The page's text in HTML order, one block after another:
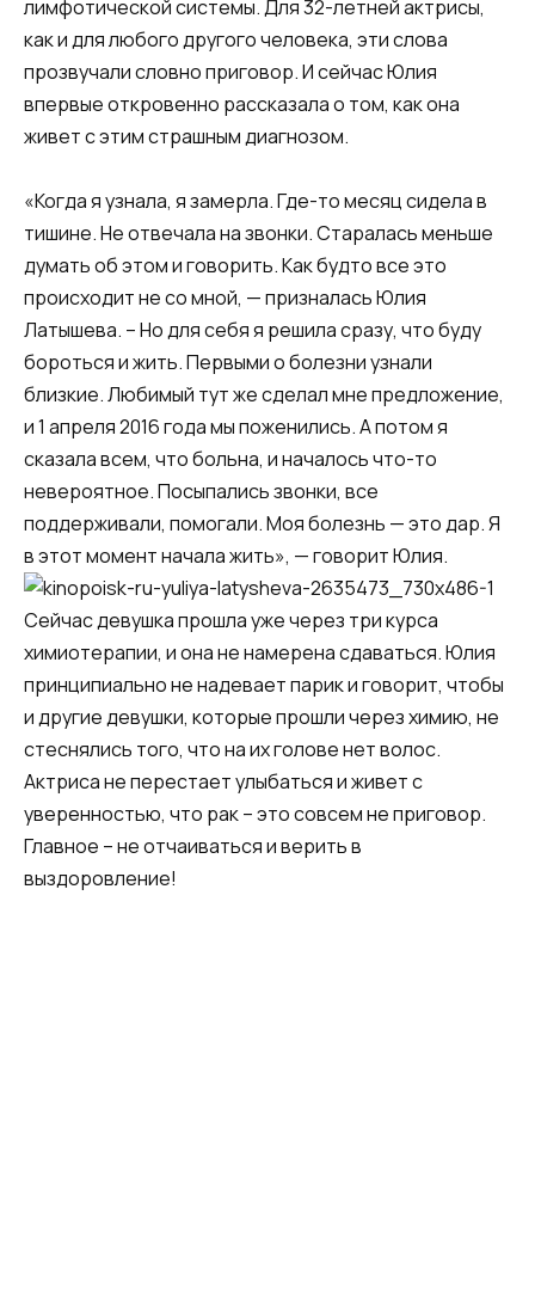
лимфотической системы. Для 32-летней актрисы,
как и для любого другого человека, эти слова
прозвучали словно приговор. И сейчас Юлия
впервые откровенно рассказала о том, как она
живет с этим страшным диагнозом.
«Когда я узнала, я замерла. Где-то месяц сидела в
тишине. Не отвечала на звонки. Старалась меньше
думать об этом и говорить. Как будто все это
происходит не со мной, — призналась Юлия
Латышева. – Но для себя я решила сразу, что буду
бороться и жить. Первыми о болезни узнали
близкие. Любимый тут же сделал мне предложение,
и 1 апреля 2016 года мы поженились. А потом я
сказала всем, что больна, и началось что-то
невероятное. Посыпались звонки, все
поддерживали, помогали. Моя болезнь — это дар. Я
в этот момент начала жить», — говорит Юлия.
Сейчас девушка прошла уже через три курса
химиотерапии, и она не намерена сдаваться. Юлия
принципиально не надевает парик и говорит, чтобы
и другие девушки, которые прошли через химию, не
стеснялись того, что на их голове нет волос.
Актриса не перестает улыбаться и живет с
уверенностью, что рак – это совсем не приговор.
Главное – не отчаиваться и верить в
выздоровление!